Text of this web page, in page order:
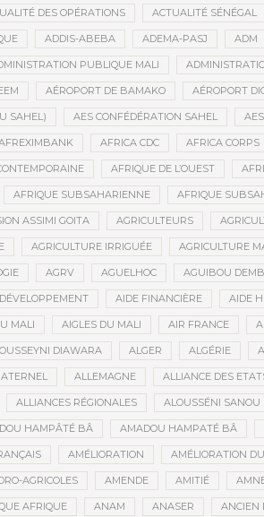
DES OPÉRATIONS ACTUALITÉ SÉNÉGAL
ADDIS-ABEBA ADEMA-PASJ ADM
PUBLIQUE MALI
AÉROPORT DE BAMAKO AÉROPORT
SAHEL) AES CONFÉDÉRATION SAHEL
AFRICA CDC AFRICA CORPS
AFRIQUE DE L’OUEST
AFRIQUE SUBSAHARIENNE AFRIQUE
ASSIMI GOITA AGRICULTEURS
AGRICULTURE IRRIGUÉE AGRICULTURE
AGRV AGUELHOC AGUIBOU
AIDE FINANCIÈRE AIDE
MALI AIGLES DU MALI AIR FRANCE
DIAWARA ALGER ALGÉRIE
ALLEMAGNE ALLIANCE DES
ALLIANCES RÉGIONALES ALOUSSÉNI SANOU
HAMPÂTÉ BÂ AMADOU HAMPATÉ BÂ
AMÉLIORATION AMÉLIORATION
AGRICOLES AMENDE AMITIÉ
AFRIQUE ANAM ANASER ANCIEN